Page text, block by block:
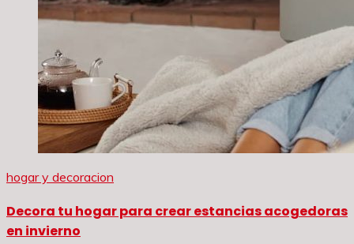
hogar y decoracion
Decora tu hogar para crear estancias acogedoras
en invierno